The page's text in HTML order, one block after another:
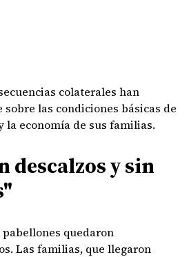
colaterales han
las condiciones básicas de
la economía de sus familias.
descalzos y sin
quedaron
Las familias, que llegaron